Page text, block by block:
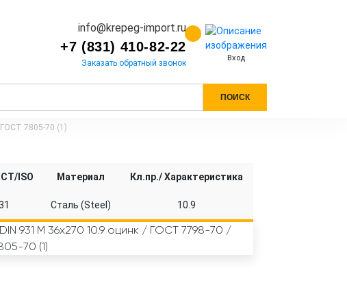
info@krepeg-import.ru
+7 (831) 410-82-22
Заказать обратный звонок Вход
ПОИСК
7805-70 (1)
ISO Материал Кл.пр./ Характеристика
Сталь (Steel) 10.9